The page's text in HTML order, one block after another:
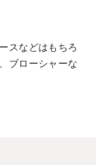
スなどはもちろ
ブローシャーな